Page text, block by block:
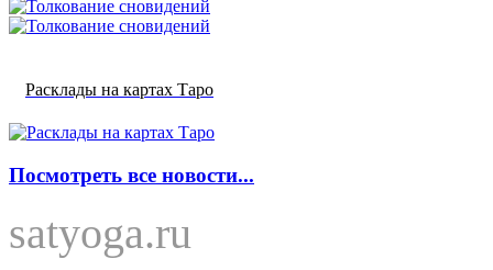
Расклады на картах Таро
Посмотреть все новости...
satyoga.ru